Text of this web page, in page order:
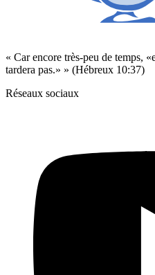
« Car encore très-peu de temps,
tardera pas.» » (Hébreux 10:37)
Réseaux sociaux